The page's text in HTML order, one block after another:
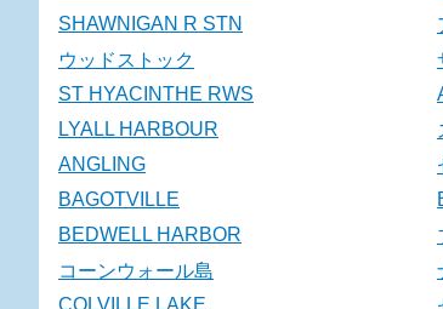
SHAWNIGAN R STN
ウッドストック
ST HYACINTHE RWS
LYALL HARBOUR
ANGLING
BAGOTVILLE
BEDWELL HARBOR
コーンウォール島
COLVILLE LAKE